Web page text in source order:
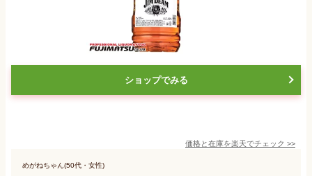
ショップでみる
価格と在庫を楽天でチェック >>
めがねちゃん(50代・女性)